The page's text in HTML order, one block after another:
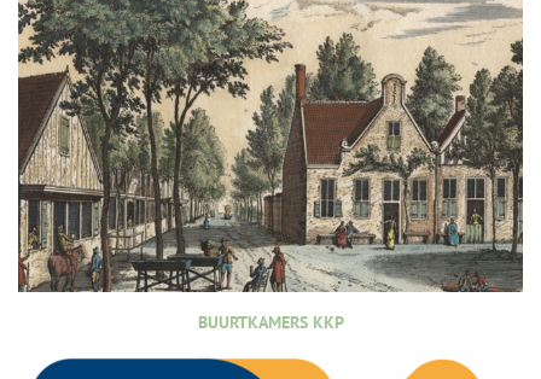
BUURTKAMERS KKP